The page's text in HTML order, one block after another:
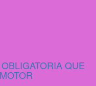
QUE